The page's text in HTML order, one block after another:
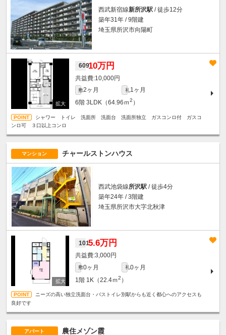
西武新宿線新所沢駅 / 徒歩12分
築年31年 / 9階建
埼玉県所沢市向陽町
60910万円
10,000円
敷2ヶ月 礼1ヶ月
6階 3LDK（64.96ｍ2 ）
シャワー トイレ 洗面所 洗面台 洗面所独立 ガスコンロ付 ガスコ
ンロ可 ３口以上コンロ
マンション チャールストンハウス
西武池袋線所沢駅 / 徒歩4分
築年24年 / 3階建
埼玉県所沢市大字北秋津
1015.6万円
3,000円
敷0ヶ月 礼0ヶ月
1階 1K（22.4ｍ2 ）
ニーズの高い独立洗面台・バストイレ別駅からも近く都心へのアクセスも
良好です
アパート 農住メゾン霞